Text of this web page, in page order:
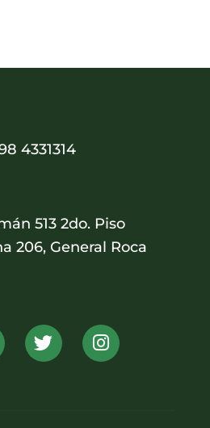
4331314
513 2do. Piso
206, General Roca